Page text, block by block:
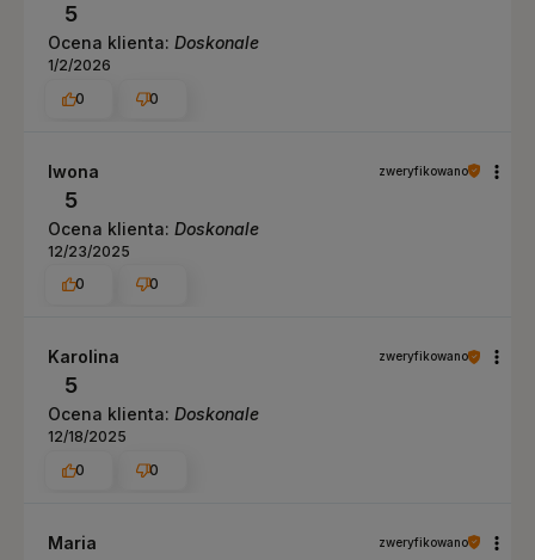
5
Ocena klienta: Doskonale
1/2/2026
0
0
Iwona zweryfikowano
5
Ocena klienta: Doskonale
12/23/2025
0
0
Karolina zweryfikowano
5
Ocena klienta: Doskonale
12/18/2025
0
0
Maria zweryfikowano